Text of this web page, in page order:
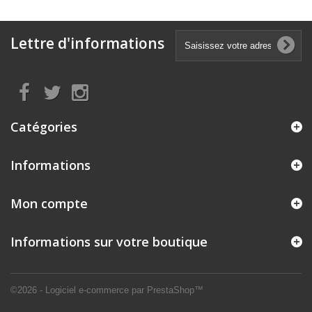
Lettre d'informations
Catégories
Informations
©2026 - Logiciel e-commerce par PrestaShop™
Mon compte
Informations sur votre boutique